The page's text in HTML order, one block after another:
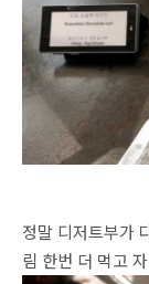
정말 디저트부가
림 한번 더 먹고